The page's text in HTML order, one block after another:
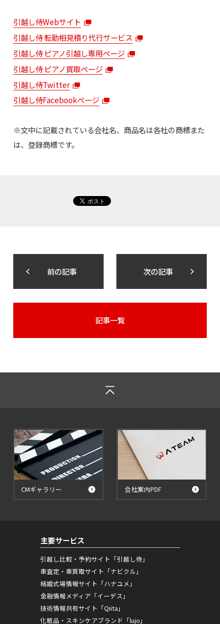
引越し侍Webサイト
引越し侍 転勤相見積り代行サービス
引越し侍 ピアノ引越し専用ページ
引越し侍 ピアノ買取ページ
引越し侍Twitter
引越し侍Facebookページ
※文中に記載されている会社名、商品名は各社の商標また
は、登録商標です。
前の記事 次の記事
記事一覧
CMギャラリー 会社案内PDF
主要サービス
引越し比較・予約サイト「引越し侍」
車査定・車買取サイト「ナビクル」
結婚式場情報サイト「ハナユメ」
金融情報メディア「イーデス」
技術情報共有サイト「Qiita」
化粧品・スキンケアブランド「lujo」